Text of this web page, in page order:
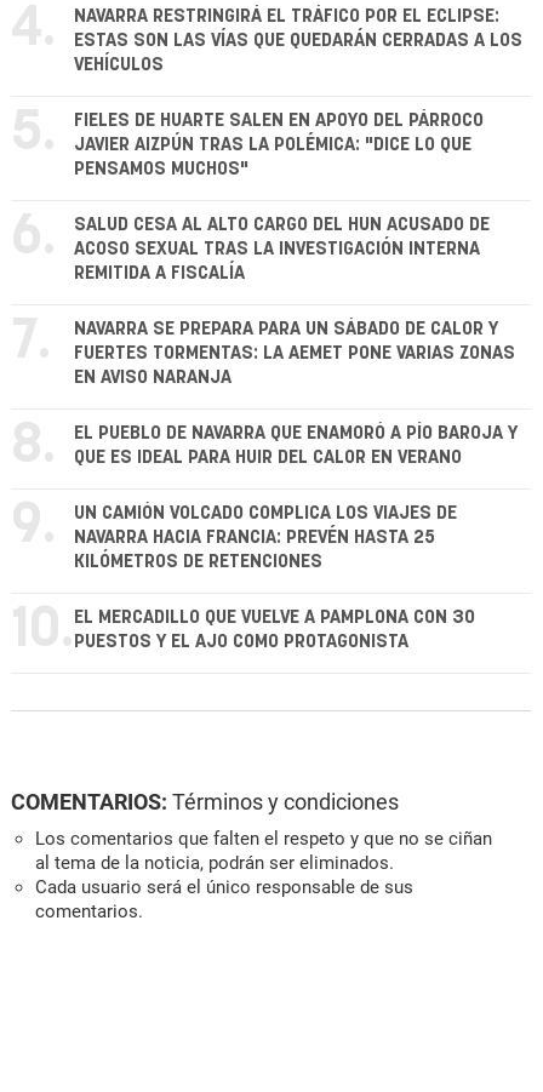
4.
NAVARRA RESTRINGIRÁ EL TRÁFICO POR EL ECLIPSE:
ESTAS SON LAS VÍAS QUE QUEDARÁN CERRADAS A LOS
VEHÍCULOS
5.
FIELES DE HUARTE SALEN EN APOYO DEL PÁRROCO
JAVIER AIZPÚN TRAS LA POLÉMICA: "DICE LO QUE
PENSAMOS MUCHOS"
6.
SALUD CESA AL ALTO CARGO DEL HUN ACUSADO DE
ACOSO SEXUAL TRAS LA INVESTIGACIÓN INTERNA
REMITIDA A FISCALÍA
7.
NAVARRA SE PREPARA PARA UN SÁBADO DE CALOR Y
FUERTES TORMENTAS: LA AEMET PONE VARIAS ZONAS
EN AVISO NARANJA
8.
EL PUEBLO DE NAVARRA QUE ENAMORÓ A PÍO BAROJA Y
QUE ES IDEAL PARA HUIR DEL CALOR EN VERANO
9.
UN CAMIÓN VOLCADO COMPLICA LOS VIAJES DE
NAVARRA HACIA FRANCIA: PREVÉN HASTA 25
KILÓMETROS DE RETENCIONES
10. EL MERCADILLO QUE VUELVE A PAMPLONA CON 30
PUESTOS Y EL AJO COMO PROTAGONISTA
COMENTARIOS: Términos y condiciones
Los comentarios que falten el respeto y que no se ciñan
al tema de la noticia, podrán ser eliminados.
Cada usuario será el único responsable de sus
comentarios.